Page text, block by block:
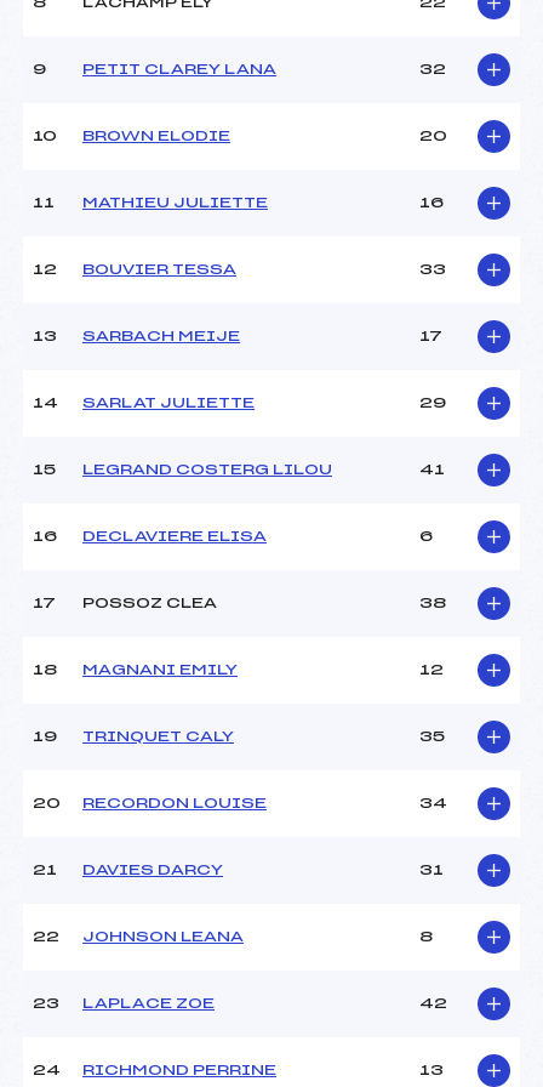
Ouvreurs D :
Météo :
Nombre de portes :
Traceur :
Ouvreurs C :
Ouvreurs E :
Pénalité appliquée :
118.4600
8 LACHAMP ELY 22
9 PETIT CLAREY LANA 32
10 BROWN ELODIE 20
11 MATHIEU JULIETTE 16
12 BOUVIER TESSA 33
13 SARBACH MEIJE 17
14 SARLAT JULIETTE 29
15 LEGRAND COSTERG LILOU 41
16 DECLAVIERE ELISA 6
17 POSSOZ CLEA 38
18 MAGNANI EMILY 12
19 TRINQUET CALY 35
20 RECORDON LOUISE 34
21 DAVIES DARCY 31
22 JOHNSON LEANA 8
23 LAPLACE ZOE 42
24 RICHMOND PERRINE 13